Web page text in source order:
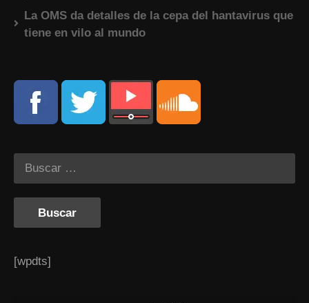
La OMS da detalles de la cepa del hantavirus que
tiene en vilo al mundo
[wpdts]